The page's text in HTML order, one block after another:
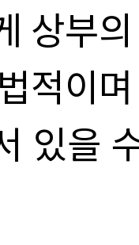
상부
적이
있을